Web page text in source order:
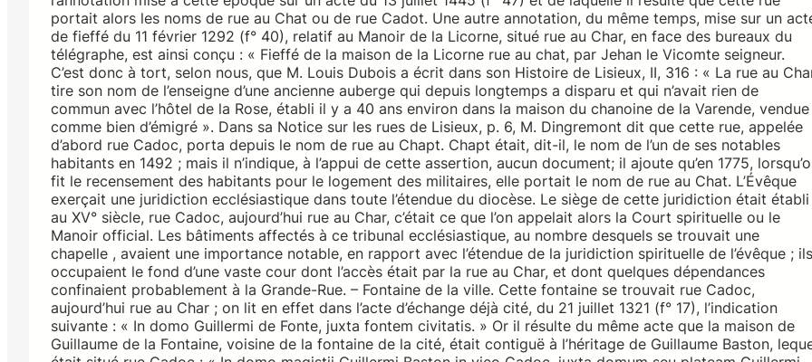
portait alors les noms de rue au Chat ou de rue Cadot. Une autre annotation, du même temps, mise sur un
de fieffé du 11 février 1292 (f° 40), relatif au Manoir de la Licorne, situé rue au Char, en face des bureaux du
télégraphe, est ainsi conçu : « Fieffé de la maison de la Licorne rue au chat, par Jehan le Vicomte seigneur.
C’est donc à tort, selon nous, que M. Louis Dubois a écrit dans son Histoire de Lisieux, II, 316 : « La rue au
tire son nom de l’enseigne d’une ancienne auberge qui depuis longtemps a disparu et qui n’avait rien de
commun avec l’hôtel de la Rose, établi il y a 40 ans environ dans la maison du chanoine de la Varende, vendue
comme bien d’émigré ». Dans sa Notice sur les rues de Lisieux, p. 6, M. Dingremont dit que cette rue, appelée
d’abord rue Cadoc, porta depuis le nom de rue au Chapt. Chapt était, dit-il, le nom de l’un de ses notables
habitants en 1492 ; mais il n’indique, à l’appui de cette assertion, aucun document; il ajoute qu’en 1775,
fit le recensement des habitants pour le logement des militaires, elle portait le nom de rue au Chat. L’Évêque
exerçait une juridiction ecclésiastique dans toute l’étendue du diocèse. Le siège de cette juridiction était établi
au XV° siècle, rue Cadoc, aujourd’hui rue au Char, c’était ce que l’on appelait alors la Court spirituelle ou le
Manoir official. Les bâtiments affectés à ce tribunal ecclésiastique, au nombre desquels se trouvait une
chapelle , avaient une importance notable, en rapport avec l’étendue de la juridiction spirituelle de l’évêque ; ils
occupaient le fond d’une vaste cour dont l’accès était par la rue au Char, et dont quelques dépendances
confinaient probablement à la Grande-Rue. – Fontaine de la ville. Cette fontaine se trouvait rue Cadoc,
aujourd’hui rue au Char ; on lit en effet dans l’acte d’échange déjà cité, du 21 juillet 1321 (f° 17), l’indication
suivante : « In domo Guillermi de Fonte, juxta fontem civitatis. » Or il résulte du même acte que la maison de
Guillaume de la Fontaine, voisine de la fontaine de la cité, était contiguë à l’héritage de Guillaume Baston,